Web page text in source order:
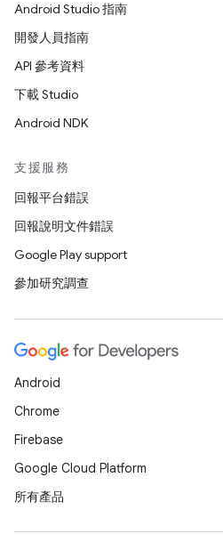
Android Studio 指南
開發人員指南
API 參考資料
下載 Studio
Android NDK
支援服務
回報平台錯誤
回報說明文件錯誤
Google Play support
參加研究調查
Android
Chrome
Firebase
Google Cloud Platform
所有產品